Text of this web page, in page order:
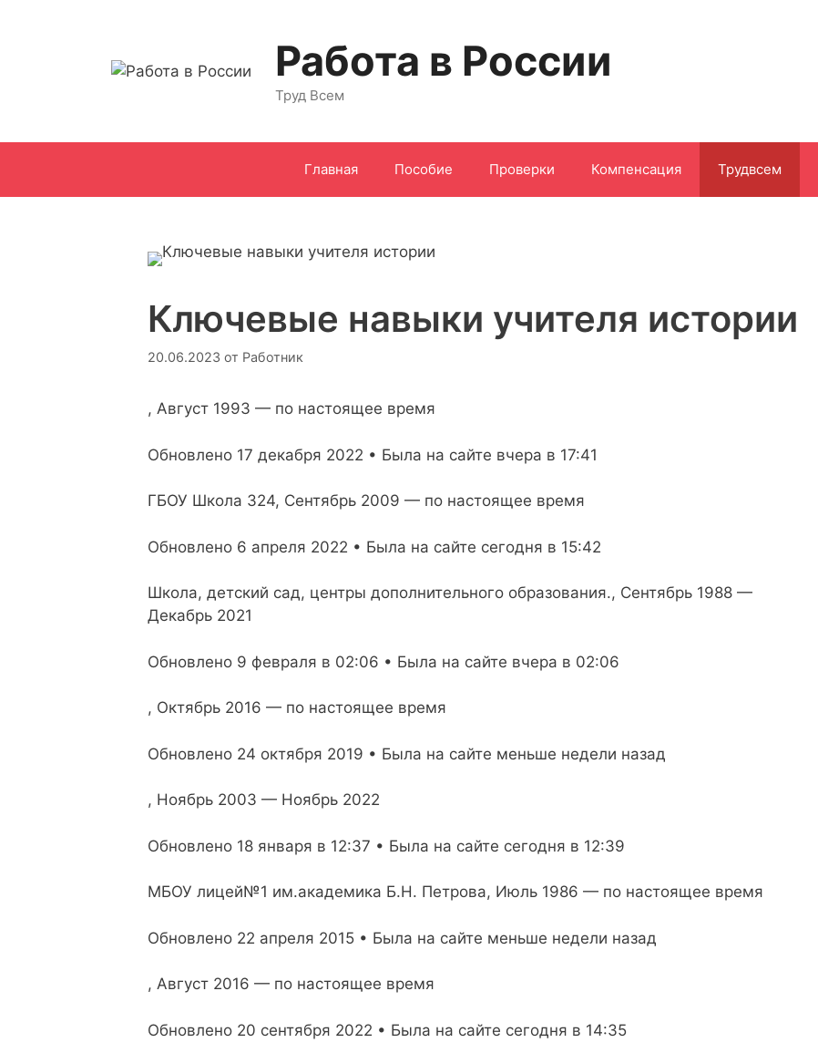
Работа в России
Труд Всем
Главная Пособие Проверки Компенсация Трудвсем
Ключевые навыки учителя истории
20.06.2023 от Работник
, Август 1993 — по настоящее время
Обновлено 17 декабря 2022 • Была на сайте вчера в 17:41
ГБОУ Школа 324, Сентябрь 2009 — по настоящее время
Обновлено 6 апреля 2022 • Была на сайте сегодня в 15:42
Школа, детский сад, центры дополнительного образования., Сентябрь 1988 —
Декабрь 2021
Обновлено 9 февраля в 02:06 • Была на сайте вчера в 02:06
, Октябрь 2016 — по настоящее время
Обновлено 24 октября 2019 • Была на сайте меньше недели назад
, Ноябрь 2003 — Ноябрь 2022
Обновлено 18 января в 12:37 • Была на сайте сегодня в 12:39
МБОУ лицей№1 им.академика Б.Н. Петрова, Июль 1986 — по настоящее время
Обновлено 22 апреля 2015 • Была на сайте меньше недели назад
, Август 2016 — по настоящее время
Обновлено 20 сентября 2022 • Была на сайте сегодня в 14:35